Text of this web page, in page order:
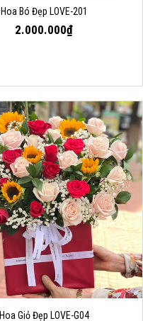
Hoa Bó Đẹp LOVE-201
2.000.000₫
Hoa Giỏ Đẹp LOVE-G04